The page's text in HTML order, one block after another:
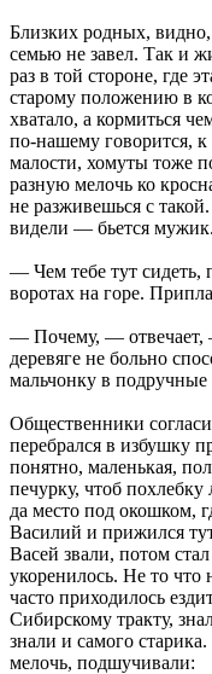
Близких родных,
семью не завел. Так и
раз в той стороне, где
старому положению в
хватало, а кормиться
по-нашему говорится, к
малости, хомуты тоже
разную мелочь ко
не разживешься с
видели — бьется
— Чем тебе тут сидеть,
воротах на горе.
— Почему, — отвечает,
деревяге не больно
мальчонку в подручные
Общественники
перебрался в избушку
понятно, маленькая,
печурку, чтоб
да место под окошком,
Василий и прижился
Васей звали, потом
укоренилось. Не то что
часто приходилось
Сибирскому тракту,
знали и самого
мелочь, подшучивали: